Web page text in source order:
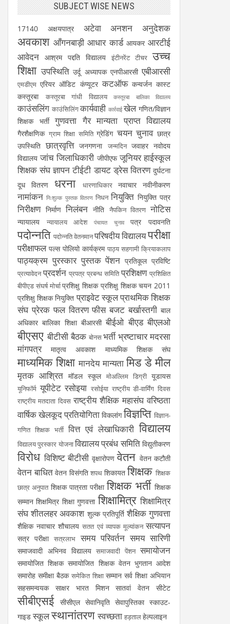
SUBJECT WISE NEWS
17140 अक्षयपात्र अटेवा अनशन अनुदेशक
अवकाश आँगनबाड़ी आधार कार्ड आयकर आरटीई
आवेदन आश्रम पद्दति विद्यालय इंटीनरेंट टीचर उच्च
शिक्षा उपस्थिति उर्दू अध्यापक एनपीआरसी एबीआरसी
एमडीएम एरियर ऑडिट कंप्यूटर कटऑफ कन्वर्जन कास्ट
कस्तूरबा
कस्तूरबा गांधी विद्यालय कस्तूरबा बालिका विद्यालय
काउंसलिंग काउंसिलिंग कार्यवाही कार्रवाई खेल गणित/विज्ञान
शिक्षक भर्ती
गुणवत्ता गैर मान्यता प्राप्त विद्यालय
गैरशैक्षणिक ग्राम शिक्षा समिति ग्रेडिंग चयन चुनाव छात्र
उपस्थिति छात्रवृत्ति जनगणना जन्मदिन जवाहर नवोदय
विद्यालय जांच जिलाधिकारी जीपीएफ जूनियर हाईस्कूल
शिक्षक संघ ज्ञापन टीईटी डायट ड्रेस वितरण दुर्घटना
दूध वितरण
धरना धारणाधिकार नवाचार नवीनीकरण
नामांकन निःशुल्क पुस्तक वितरण निधन नियुक्ति नियुक्ति पत्र
निरीक्षण निर्माण निलंबन नीति नैपकिन वितरण नोटिस
न्यायालय न्यायालय आदेश पंचायत चुनाव पत्र पदावनति
पदोन्नति पदोन्नति वेतनमानपरिषदीय विद्यालयपरीक्षा
परीक्षाफल पल्स पोलियो कार्यक्रम पाठ्य सहगामी क्रियाकलाप
पाठ्यक्रम पुरस्कार पुस्तक पेंशन प्रतिकूल प्रविष्टि
प्रत्यावेदन प्रदर्शन प्रपत्र प्रबन्ध समिति प्रशिक्षण प्रशिक्षित
बीपीएड संघर्ष मोर्चा प्रशिक्षु शिक्षक प्रशिक्षु शिक्षक चयन 2011
प्रशिक्षु शिक्षक नियुक्ति प्राइवेट स्कूलप्राथमिक शिक्षक
संघ प्रेरक फल वितरण फीस बजट बर्खास्तगी बाल
अधिकार बालिका शिक्षा बीआरसी बीईओ बीएड बीएलओ
बीएसए बीटीसी बैठक बोनस भर्ती भ्रष्टाचार मदरसा
मांगपत्र
मातृत्व अवकाश माध्यमिक शिक्षक संघ
माध्यमिक शिक्षा मानदेय मान्यता मिड डे मील
मृतक आश्रित मॉडल स्कूल मोअल्लिम डिग्री यूडायस
यूनिफॉर्म यूपीटेट रसोइया रसोईया राष्ट्रीय डी-वार्मिंग दिवस
राष्ट्रीय मतदाता दिवस राष्ट्रीय शैक्षिक महासंघ वरिष्ठता
वार्षिक खेलकूद प्रतियोगिता विकलांग विज्ञप्ति विज्ञान-
गणित शिक्षक भर्ती वित्त एवं लेखाधिकारी विद्यालय
विद्यालय पुरस्कार योजनाविद्यालय प्रबंध समिति विद्युतीकरण
विरोध विशिष्ट बीटीसी वृक्षारोपण वेतन वेतन कटौती
वेतन बाधित वेतन विसंगति शपथ शिकायत शिक्षक शिक्षक
छात्र अनुपात शिक्षक पात्रता परीक्षा शिक्षक भर्ती शिक्षक
सम्मान शिक्षमित्र शिक्षा गुणवत्ता शिक्षामित्र शिक्षामित्र
संघ शीतलहर अवकाश शुल्क प्रतिपूर्ति शैक्षिक गुणवत्ता
शैक्षिक नवाचार शौचालय सतत एवं व्यापक मूल्यांकन सत्यापन
सत्र परीक्षा सत्रलाभ समय परिवर्तन समय सारिणी
समाजवादी अभिनव विद्यालय समाजवादी पेंशन समायोजन
समायोजित शिक्षक समायोजित शिक्षक वेतन भुगतान आदेश
समारोह समीक्षा बैठक समेकित शिक्षा सम्मान सर्व शिक्षा अभियान
सहसमन्वयक
साक्षर भारत मिशन सातवां वेतन सीटेट
सीबीएसई सीसीएल सेवानिवृति सेवापुस्तिका स्काउट-
गाइड स्कूलस्थानांतरण स्वच्छता हड़तालहेल्पलाइन